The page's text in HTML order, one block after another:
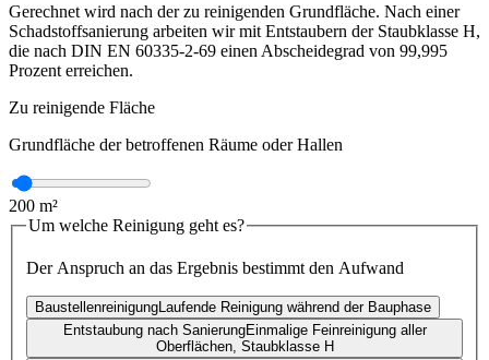
Gerechnet wird nach der zu reinigenden Grundfläche. Nach einer
Schadstoffsanierung arbeiten wir mit Entstaubern der Staubklasse H,
die nach DIN EN 60335-2-69 einen Abscheidegrad von 99,995
Prozent erreichen.
Zu reinigende Fläche
Grundfläche der betroffenen Räume oder Hallen
200 m²
Um welche Reinigung geht es?
Der Anspruch an das Ergebnis bestimmt den Aufwand
BaustellenreinigungLaufende Reinigung während der Bauphase
Entstaubung nach SanierungEinmalige Feinreinigung aller
Oberflächen, Staubklasse H